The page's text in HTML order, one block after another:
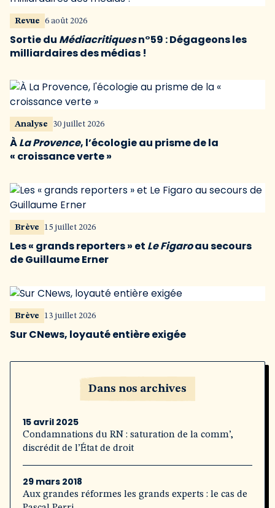
Revue 6 août 2026
Sortie du Médiacritiquesn°59 : Dégageons les
milliardaires des médias !
Analyse 30 juillet 2026
ÀLa Provence, l’écologie au prisme de la
« croissance verte »
Brève 15 juillet 2026
Les « grands reporters » et Le Figaroau secours
de Guillaume Erner
Brève 13 juillet 2026
Sur CNews, loyauté entière exigée
Dans nos archives
15 avril 2025
Condamnations du RN : saturation de la comm’,
discrédit de l’État de droit
29 mars 2018
Aux grandes réformes les grands experts : le cas de